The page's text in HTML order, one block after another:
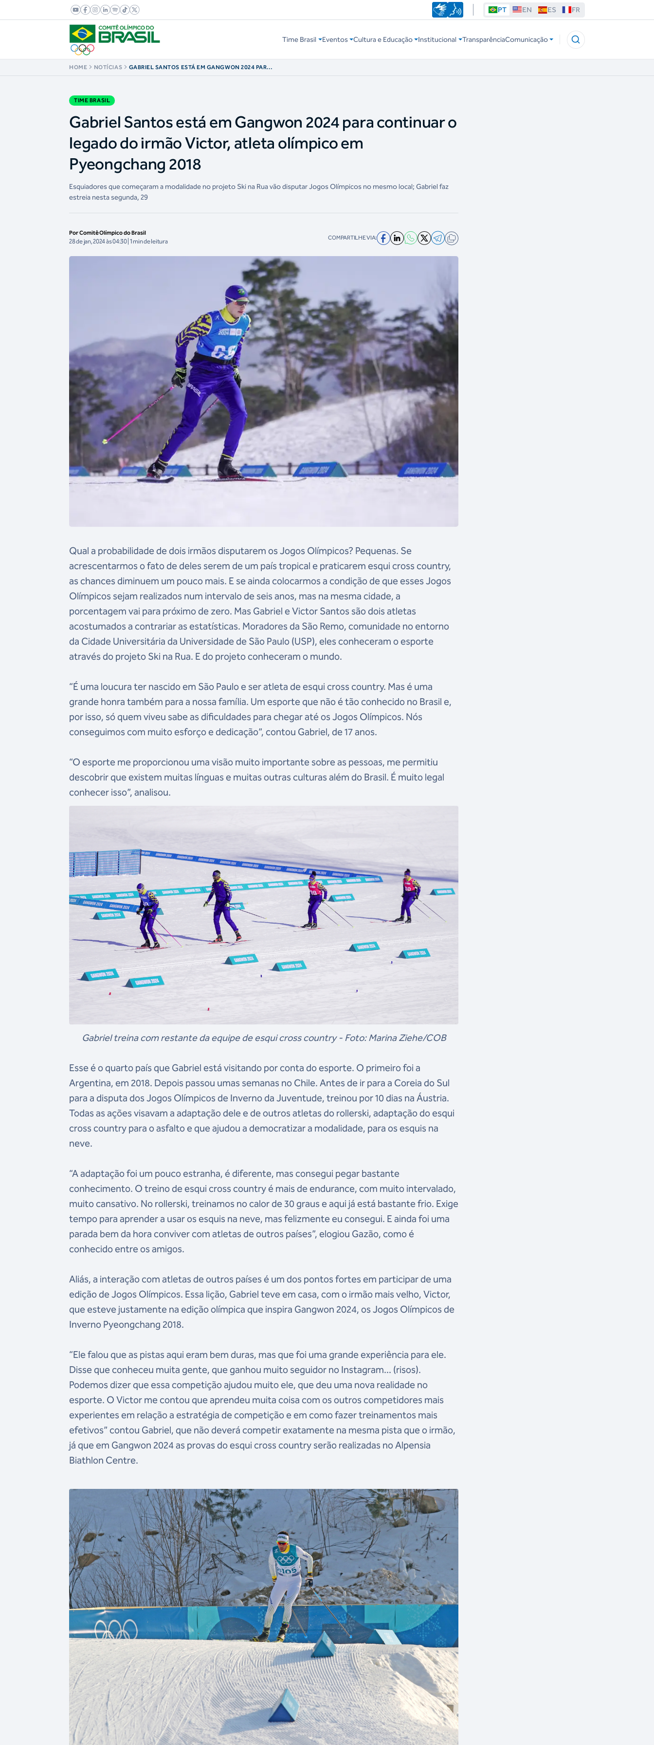
PT EN ES FR
Time Brasil Eventos Cultura e Educação Institucional TransparênciaComunicação
HOME NOTÍCIAS
GABRIEL SANTOS ESTÁ EM GANGWON 2024 PARA
TIME BRASIL
Gabriel Santos está em Gangwon 2024 para continuar o
legado do irmão Victor, atleta olímpico em
Pyeongchang 2018
Esquiadores que começaram a modalidade no projeto Ski na Rua vão disputar Jogos Olímpicos no mesmo local; Gabriel faz
estreia nesta segunda, 29
Por Comitê Olímpico do Brasil
28 de jan, 2024 às 04:30 | 1 min de leitura COMPARTILHE VIA:
Qual a probabilidade de dois irmãos disputarem os Jogos Olímpicos? Pequenas. Se
acrescentarmos o fato de deles serem de um país tropical e praticarem esqui cross country,
as chances diminuem um pouco mais. E se ainda colocarmos a condição de que esses Jogos
Olímpicos sejam realizados num intervalo de seis anos, mas na mesma cidade, a
porcentagem vai para próximo de zero. Mas Gabriel e Victor Santos são dois atletas
acostumados a contrariar as estatísticas. Moradores da São Remo, comunidade no entorno
da Cidade Universitária da Universidade de São Paulo (USP), eles conheceram o esporte
através do projeto Ski na Rua. E do projeto conheceram o mundo.
“É uma loucura ter nascido em São Paulo e ser atleta de esqui cross country. Mas é uma
grande honra também para a nossa família. Um esporte que não é tão conhecido no Brasil e,
por isso, só quem viveu sabe as dificuldades para chegar até os Jogos Olímpicos. Nós
conseguimos com muito esforço e dedicação”, contou Gabriel, de 17 anos.
“O esporte me proporcionou uma visão muito importante sobre as pessoas, me permitiu
descobrir que existem muitas línguas e muitas outras culturas além do Brasil. É muito legal
conhecer isso”, analisou.
Gabriel treina com restante da equipe de esqui cross country - Foto: Marina Ziehe/COB
Esse é o quarto país que Gabriel está visitando por conta do esporte. O primeiro foi a
Argentina, em 2018. Depois passou umas semanas no Chile. Antes de ir para a Coreia do Sul
para a disputa dos Jogos Olímpicos de Inverno da Juventude, treinou por 10 dias na Áustria.
Todas as ações visavam a adaptação dele e de outros atletas do rollerski, adaptação do esqui
cross country para o asfalto e que ajudou a democratizar a modalidade, para os esquis na
neve.
“A adaptação foi um pouco estranha, é diferente, mas consegui pegar bastante
conhecimento. O treino de esqui cross country é mais de endurance, com muito intervalado,
muito cansativo. No rollerski, treinamos no calor de 30 graus e aqui já está bastante frio. Exige
tempo para aprender a usar os esquis na neve, mas felizmente eu consegui. E ainda foi uma
parada bem da hora conviver com atletas de outros países”, elogiou Gazão, como é
conhecido entre os amigos.
Aliás, a interação com atletas de outros países é um dos pontos fortes em participar de uma
edição de Jogos Olímpicos. Essa lição, Gabriel teve em casa, com o irmão mais velho, Victor,
que esteve justamente na edição olímpica que inspira Gangwon 2024, os Jogos Olímpicos de
Inverno Pyeongchang 2018.
“Ele falou que as pistas aqui eram bem duras, mas que foi uma grande experiência para ele.
Disse que conheceu muita gente, que ganhou muito seguidor no Instagram... (risos).
Podemos dizer que essa competição ajudou muito ele, que deu uma nova realidade no
esporte. O Victor me contou que aprendeu muita coisa com os outros competidores mais
experientes em relação a estratégia de competição e em como fazer treinamentos mais
efetivos” contou Gabriel, que não deverá competir exatamente na mesma pista que o irmão,
já que em Gangwon 2024 as provas do esqui cross country serão realizadas no Alpensia
Biathlon Centre.